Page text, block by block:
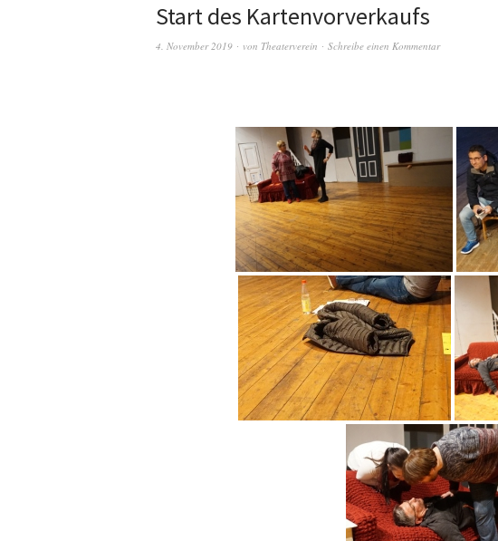
Start des Kartenvorverkaufs
4. November 2019 von Theaterverein Schreibe einen Kommentar